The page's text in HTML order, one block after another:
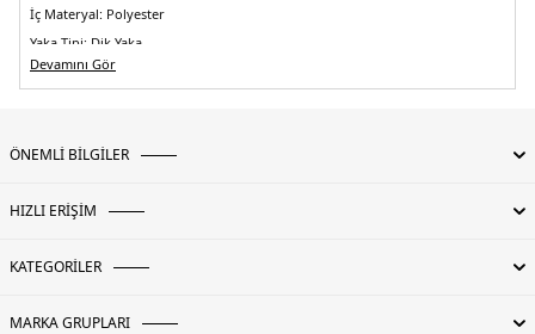
İç Materyal: Polyester
Yaka Tipi: Dik Yaka
Kapama Şekli:
Kumaş Tipi:Belirtilmemiş
Boy:Standart
Yaş Grubu:Yetişkin
3DE1DM0DM20465BDS.07
Devamını Gör
ÖNEMLİ BİLGİLER
HIZLI ERİŞİM
KATEGORİLER
MARKA GRUPLARI